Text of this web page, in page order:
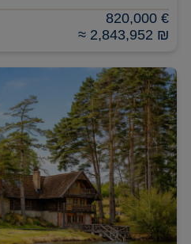
820,000 €
≈ 2,843,952 ₪